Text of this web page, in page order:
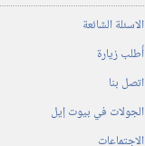
الاسئلة الشائعة
أُطلب زيارة
اتصل بنا
الجولات في بيوت إيل
الاجتماعات